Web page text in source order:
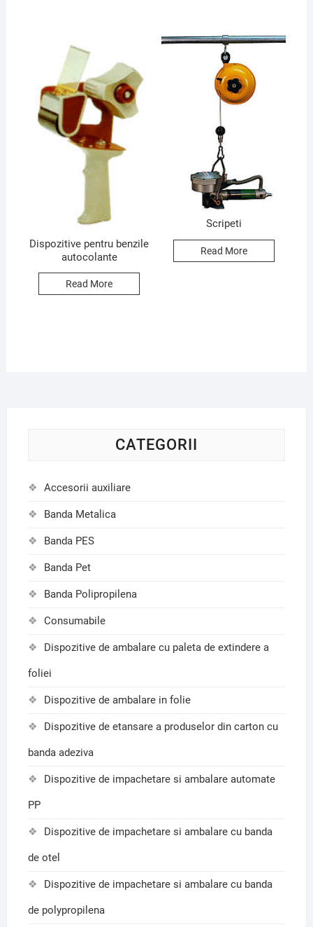
Dispozitive pentru benzile
autocolante
Read More
Scripeti
Read More
CATEGORII
Accesorii auxiliare
Banda Metalica
Banda PES
Banda Pet
Banda Polipropilena
Consumabile
Dispozitive de ambalare cu paleta de extindere a
foliei
Dispozitive de ambalare in folie
Dispozitive de etansare a produselor din carton cu
banda adeziva
Dispozitive de impachetare si ambalare automate
PP
Dispozitive de impachetare si ambalare cu banda
de otel
Dispozitive de impachetare si ambalare cu banda
de polypropilena